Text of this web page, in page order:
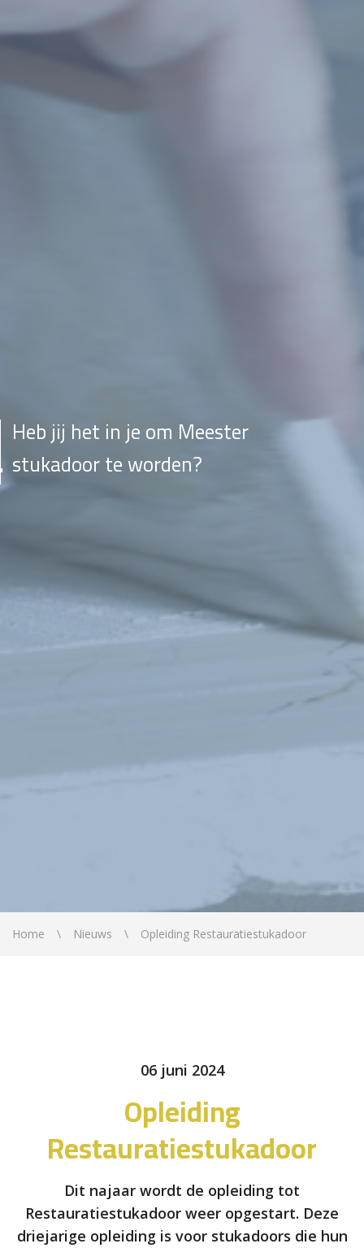
Heb jij het in je om Meester
stukadoor te worden?
Home Nieuws Opleiding Restauratiestukadoor
06 juni 2024
Opleiding
Restauratiestukadoor
Dit najaar wordt de opleiding tot
Restauratiestukadoor weer opgestart. Deze
driejarige opleiding is voor stukadoors die hun